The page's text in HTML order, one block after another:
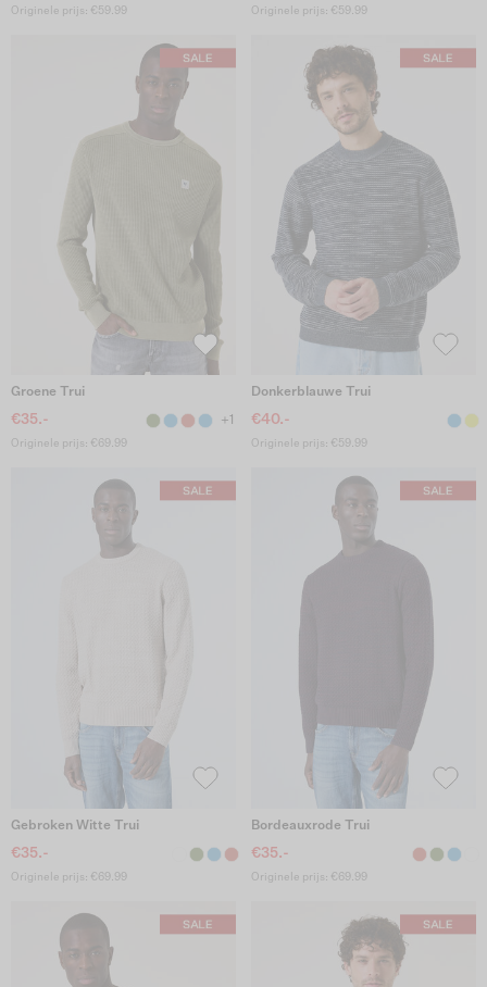
Originele prijs: €59.99 Originele prijs: €59.99
Groene Trui
€35.- +1
Originele prijs: €69.99
Donkerblauwe Trui
€40.-
Originele prijs: €59.99
Gebroken Witte Trui
€35.-
Originele prijs: €69.99
Bordeauxrode Trui
€35.-
Originele prijs: €69.99